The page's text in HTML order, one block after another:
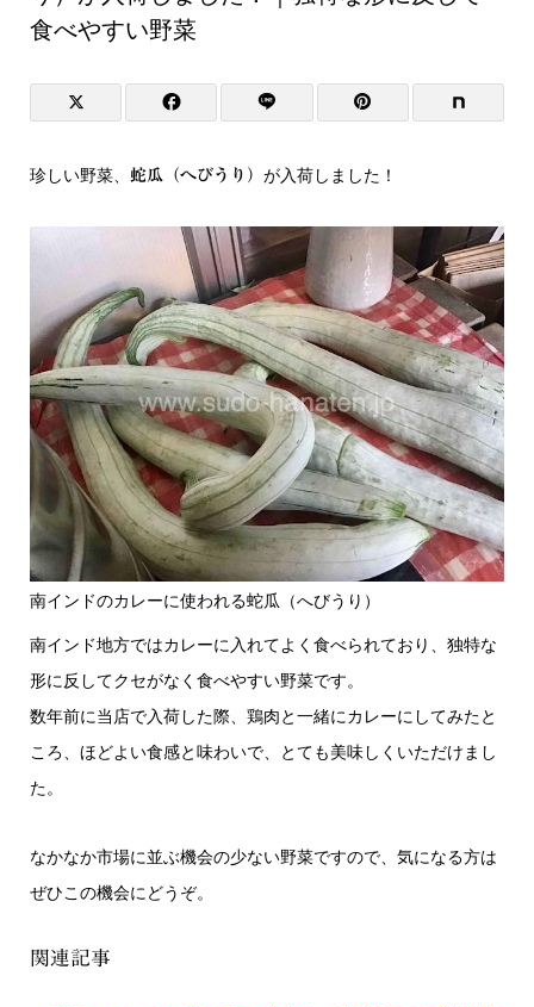
食べやすい野菜
珍しい野菜、 蛇瓜（へびうり） が入荷しました！
南インドのカレーに使われる蛇瓜（へびうり）
南インド地方ではカレーに入れてよく食べられており、独特な
形に反してクセがなく食べやすい野菜です。
数年前に当店で入荷した際、鶏肉と一緒にカレーにしてみたと
ころ、ほどよい食感と味わいで、とても美味しくいただけまし
た。
なかなか市場に並ぶ機会の少ない野菜ですので、気になる方は
ぜひこの機会にどうぞ。
関連記事